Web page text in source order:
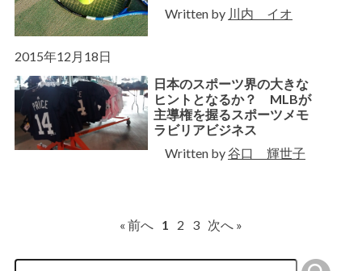
Written by 川内 イオ
2015年12月18日
日本のスポーツ界の大きな
ヒントとなるか？ MLBが
主導権を握るスポーツメモ
ラビリアビジネス
Written by谷口 輝世子
« 前へ 1 2 3 次へ »